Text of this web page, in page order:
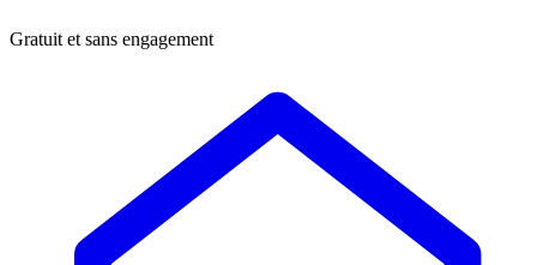
Gratuit et sans engagement